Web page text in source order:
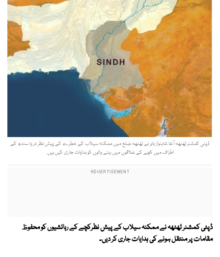
ڈپٹی کمشنر ٹھٹھہ آغا شاہنواز بابر نے ٹھٹھہ ضلع میں ممکنہ سیلاب کے خطرے کے پیش نظر دریا سندھ کے
اطراف میں کچے کے علاقوں میں رہنے والوں کو ہدایات جاری کیں ہیں.
ڈپٹی کمشنر ٹھٹھہ نے ممکنہ سیلاب کے پیش نظرکچے کے رہائشیوں کو محفوظ
مقامات پر منتقل ہونے کی ہدایات جاری کر دیں۔